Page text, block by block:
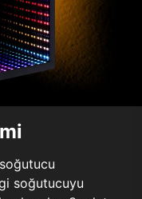
soğutucu
soğutucuyu